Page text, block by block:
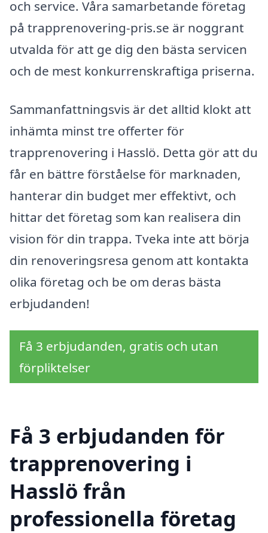
och service. Våra samarbetande företag
på trapprenovering-pris.se är noggrant
utvalda för att ge dig den bästa servicen
och de mest konkurrenskraftiga priserna.
Sammanfattningsvis är det alltid klokt att
inhämta minst tre offerter för
trapprenovering i Hasslö. Detta gör att du
får en bättre förståelse för marknaden,
hanterar din budget mer effektivt, och
hittar det företag som kan realisera din
vision för din trappa. Tveka inte att börja
din renoveringsresa genom att kontakta
olika företag och be om deras bästa
erbjudanden!
Få 3 erbjudanden, gratis och utan
förpliktelser
Få 3 erbjudanden för
trapprenovering i
Hasslö från
professionella företag